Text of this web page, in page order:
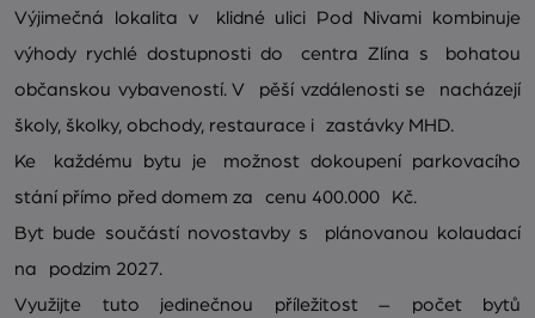
Výjimečná lokalita v klidné ulici Pod Nivami kombinuje
výhody rychlé dostupnosti do centra Zlína s bohatou
občanskou vybaveností. V pěší vzdálenosti se nacházejí
školy, školky, obchody, restaurace i zastávky MHD.
Ke každému bytu je možnost dokoupení parkovacího
stání přímo před domem za cenu 400.000 Kč.
Byt bude součástí novostavby s plánovanou kolaudací
na podzim 2027.
Využijte tuto jedinečnou příležitost – počet bytů